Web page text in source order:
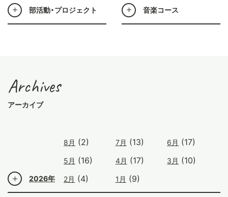
部活動・プロジェクト 音楽コース
Archives
アーカイブ
2026年
8月 (2) 7月 (13) 6月 (17)
5月 (16) 4月 (17) 3月 (10)
2月 (4) 1月 (9)